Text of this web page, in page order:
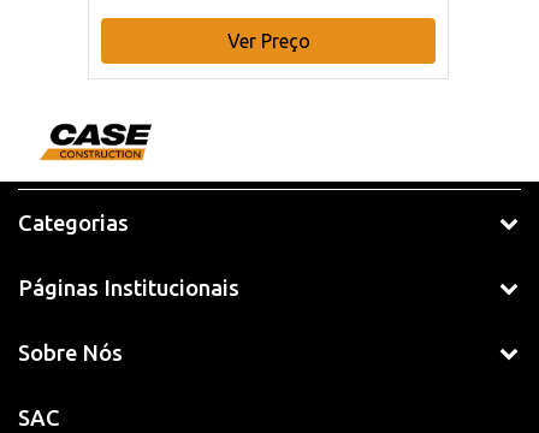
Ver Preço
Categorias
Páginas Institucionais
Sobre Nós
SAC